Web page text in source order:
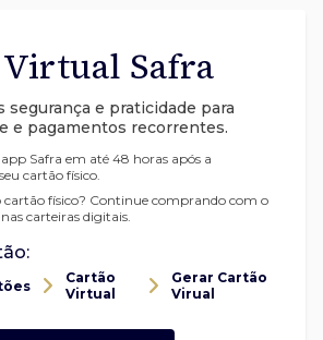
Safra
segurança e praticidade para
e pagamentos recorrentes.
Safra em até 48 horas após a
cartão físico.
cartão físico? Continue comprando com o
carteiras digitais.
Cartão
Virtual
Gerar Cartão
Virual